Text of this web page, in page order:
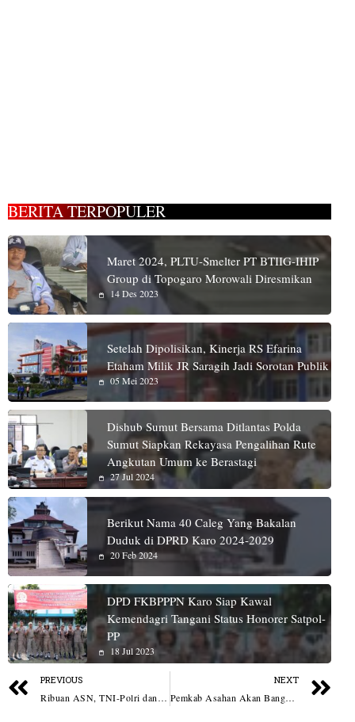
BERITA TERPOPULER
Maret 2024, PLTU-Smelter PT BTIIG-IHIP
Group di Topogaro Morowali Diresmikan
14 Des 2023
Setelah Dipolisikan, Kinerja RS Efarina
Etaham Milik JR Saragih Jadi Sorotan Publik
05 Mei 2023
Dishub Sumut Bersama Ditlantas Polda
Sumut Siapkan Rekayasa Pengalihan Rute
Angkutan Umum ke Berastagi
27 Jul 2024
Berikut Nama 40 Caleg Yang Bakalan
Duduk di DPRD Karo 2024-2029
20 Feb 2024
DPD FKBPPPN Karo Siap Kawal
Kemendagri Tangani Status Honorer Satpol-
PP
18 Jul 2023
PREVIOUS
Ribuan ASN, TNI-Polri dan Pelajar Batu Bara Ikuti Upacara Harkitnas 2026
NEXT
Pemkab Asahan Akan Bangun Sejumlah Ruas Jalan di Perbatasan